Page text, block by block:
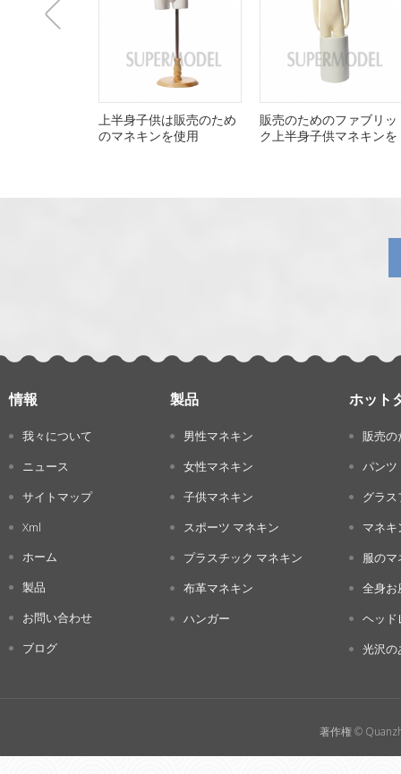
上半身子供は販売のため
のマネキンを使用
販売のためのファブリッ
ク上半身子供マネキンを
情報
我々について
ニュース
サイトマップ
Xml
ホーム
製品
お問い合わせ
ブログ
製品
男性マネキン
女性マネキン
子供マネキン
スポーツ マネキン
プラスチック マネキン
布革マネキン
ハンガー
ホット
販売の
パンツ
グラ
マネ
服の
全身お
ヘッド
光沢の
著作権 ©